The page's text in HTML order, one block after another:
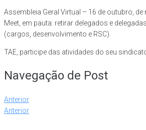
Assembleia Geral Virtual – 16 de outubro, de
Meet, em pauta: retirar delegados e
(cargos, desenvolvimento e RSC).
TAE, participe das atividades do seu
Navegação de Post
Anterior
Anterior